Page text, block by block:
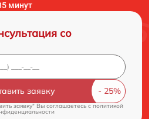
минут
со
заявку
заявку" Вы соглашаетесь cполитикой